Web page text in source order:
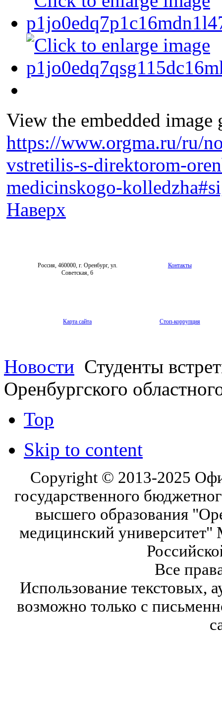
View the embedded
https://www.orgma.ru/ru/
vstretilis-s-direktorom-
medicinskogo-
Наверх
Россия, 460000, г. Оренбург, ул.
Советская, 6
Контакты
Карта сайта Стоп-коррупция
Новости Студенты
Оренбургского
Top
Skip to content
Copyright © 2013-2025
государственного
высшего образования
медицинский университет"
Все
Использование текстовых,
возможно только с